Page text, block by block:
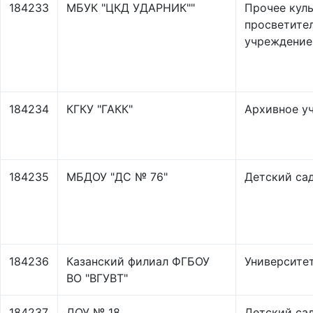
184233 МБУК "ЦКД УДАРНИК""
Прочее
учреждение
184234 КГКУ "ГАКК" Архивное
184235 МБДОУ "ДС № 76" Детский
184236
Казанский филиал ФГБОУ
ВО "ВГУВТ"